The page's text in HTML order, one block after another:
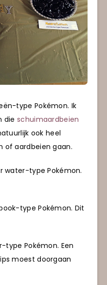
type Pokémon. Ik
dieschuimaardbeien
ook heel
of aardbeien gaan.
water-type Pokémon.
type Pokémon. Dit
type Pokémon. Een
moest doorgaan